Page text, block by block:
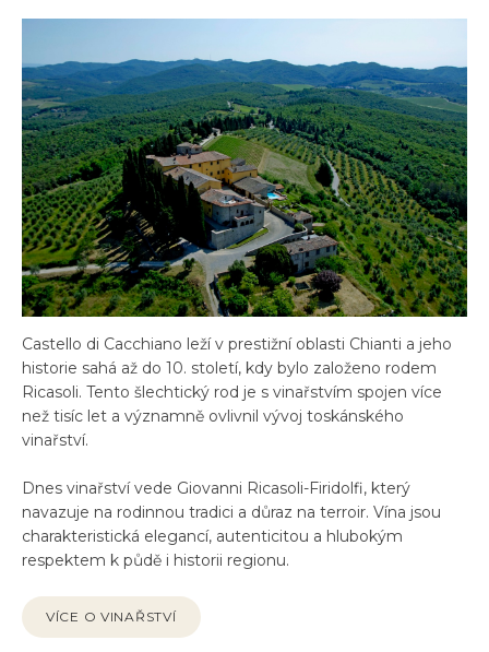
Castello di Cacchiano leží v prestižní oblasti Chianti a jeho
historie sahá až do 10. století, kdy bylo založeno rodem
Ricasoli. Tento šlechtický rod je s vinařstvím spojen více
než tisíc let a významně ovlivnil vývoj toskánského
vinařství.
Dnes vinařství vede Giovanni Ricasoli-Firidolfi, který
navazuje na rodinnou tradici a důraz na terroir. Vína jsou
charakteristická elegancí, autenticitou a hlubokým
respektem k půdě i historii regionu.
VÍCE O VINAŘSTVÍ